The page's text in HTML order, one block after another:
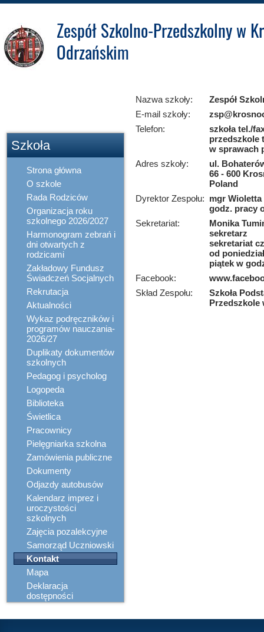
Zespół Szkolno-Przedszkolny w
Odrzańskim
Szkoła
Strona główna
O szkole
Rada Rodziców
Organizacja roku
szkolnego 2026/2027
Harmonogram zebrań i
dni otwartych z
rodzicami
Zakładowy Fundusz
Świadczeń Socjalnych
Rekrutacja
Aktualności
Wykaz podręczników i
programów nauczania-
2026/27
Duplikaty dokumentów
szkolnych
Pedagog i psycholog
Logopeda
Biblioteka
Świetlica
Pracownicy
Pielęgniarka szkolna
Zamówienia publiczne
Dokumenty
Odjazdy autobusów
Kalendarz imprez i
uroczystości
szkolnych
Zajęcia pozalekcyjne
Samorząd Uczniowski
Kontakt
Mapa
Deklaracja
dostępności
Nazwa szkoły:
Zespół
E-mail szkoły:
Telefon:
szkoła tel./
przedszkole
w sprawach
Adres szkoły:
ul.
66 - 600
Poland
Dyrektor Zespołu: mgr Wioletta
godz. pracy
Sekretariat:
Monika
sekretarz
sekretariat
od
piątek w
Facebook:
Skład Zespołu:
Szkoła
Przedszkole